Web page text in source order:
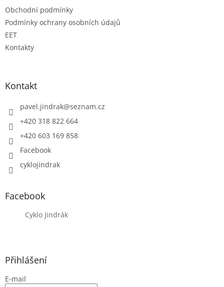
Obchodní podmínky
Podmínky ochrany osobních údajů
EET
Kontakty
Kontakt
pavel.jindrak@seznam.cz
+420 318 822 664
+420 603 169 858
Facebook
cyklojindrak
Facebook
Cyklo Jindrák
Přihlášení
E-mail